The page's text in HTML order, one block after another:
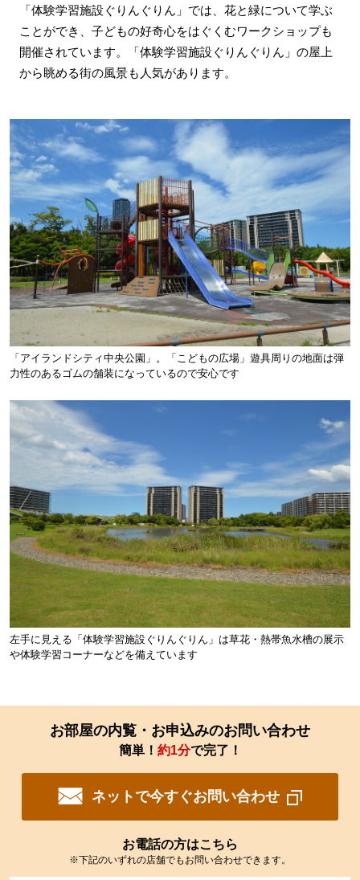
「体験学習施設ぐりんぐりん」では、花と緑について学ぶ
ことができ、子どもの好奇心をはぐくむワークショップも
開催されています。「体験学習施設ぐりんぐりん」の屋上
から眺める街の風景も人気があります。
「アイランドシティ中央公園」。「こどもの広場」遊具周りの地面は弾
力性のあるゴムの舗装になっているので安心です
左手に見える「体験学習施設ぐりんぐりん」は草花・熱帯魚水槽の展示
や体験学習コーナーなどを備えています
お部屋の内覧・お申込みのお問い合わせ
簡単！ 約1分で完了！
ネットで今すぐお問い合わせ
お電話の方はこちら
※下記のいずれの店舗でもお問い合わせできます。